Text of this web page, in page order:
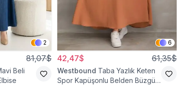
2
81,07$
Beli
6
42,47$ 61,35$
Westbound Taba Yazlık Keten
Spor Kapüşonlu Belden Büzgülü